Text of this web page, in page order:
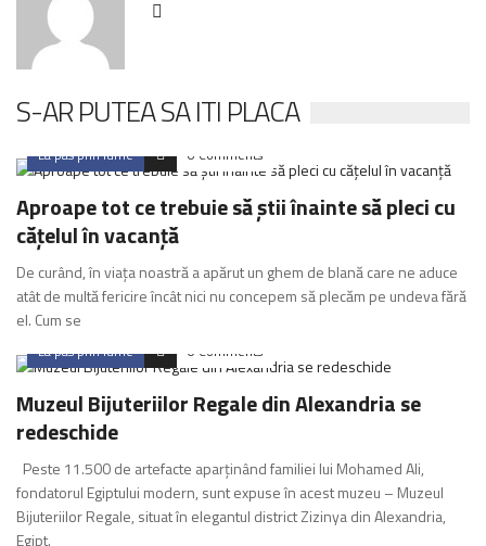
S-AR PUTEA SA ITI PLACA
La pas prin lume 0 Comments
Aproape tot ce trebuie să știi înainte să pleci cu
cățelul în vacanță
De curând, în viața noastră a apărut un ghem de blană care ne aduce
atât de multă fericire încât nici nu concepem să plecăm pe undeva fără
el. Cum se
La pas prin lume 0 Comments
Muzeul Bijuteriilor Regale din Alexandria se
redeschide
Peste 11.500 de artefacte aparținând familiei lui Mohamed Ali,
fondatorul Egiptului modern, sunt expuse în acest muzeu – Muzeul
Bijuteriilor Regale, situat în elegantul district Zizinya din Alexandria,
Egipt.